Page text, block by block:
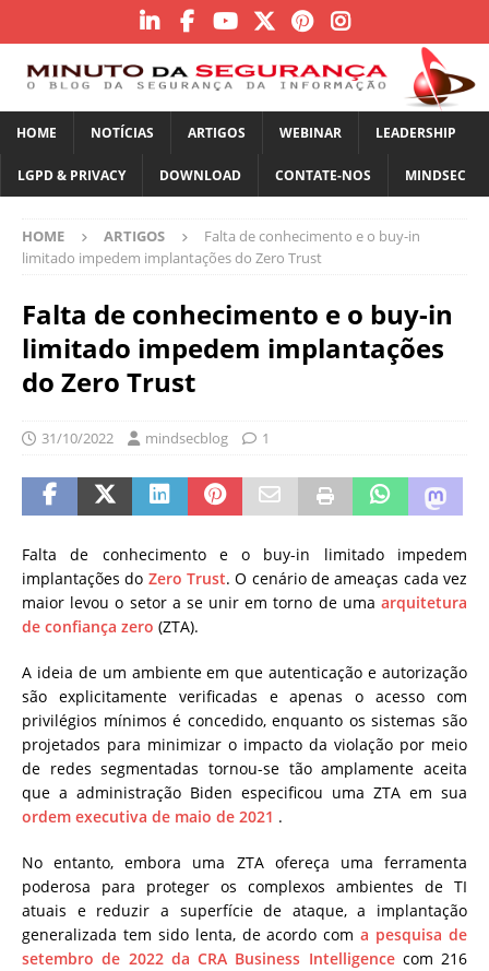
HOME NOTÍCIAS ARTIGOS WEBINAR LEADERSHIP
LGPD & PRIVACY DOWNLOAD CONTATE-NOS MINDSEC
HOME ARTIGOS
Falta de conhecimento e o buy-in
limitado impedem implantações do Zero Trust
Falta de conhecimento e o buy-in
limitado impedem implantações
do Zero Trust
31/10/2022 mindsecblog 1
Falta de conhecimento e o buy-in limitado impedem
implantações do Zero Trust.O cenário de ameaças cada vez
maior levou o setor a se unir em torno de uma arquitetura
de confiança zero (ZTA).
A ideia de um ambiente em que autenticação e autorização
são explicitamente verificadas e apenas o acesso com
privilégios mínimos é concedido, enquanto os sistemas são
projetados para minimizar o impacto da violação por meio
de redes segmentadas tornou-se tão amplamente aceita
que a administração Biden especificou uma ZTA em sua
ordem executiva de maio de 2021 .
No entanto, embora uma ZTA ofereça uma ferramenta
poderosa para proteger os complexos ambientes de TI
atuais e reduzir a superfície de ataque, a implantação
generalizada tem sido lenta, de acordo coma pesquisa de
setembro de 2022 da CRA Business Intelligencecom 216